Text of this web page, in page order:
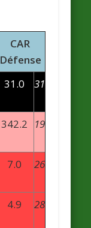
CAR
Défense
31.0 31
342.2 19
7.0 26
4.9 28